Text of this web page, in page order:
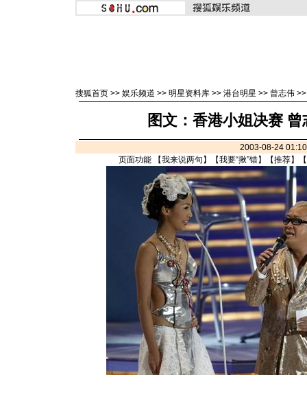
搜狐首页 >> 娱乐频道 >> 明星资料库 >> 港台明星 >> 曾志伟
图文：香港小姐决赛
2003-08-24
页面功能 【我来说两句 】【我要“揪”错】【推荐】